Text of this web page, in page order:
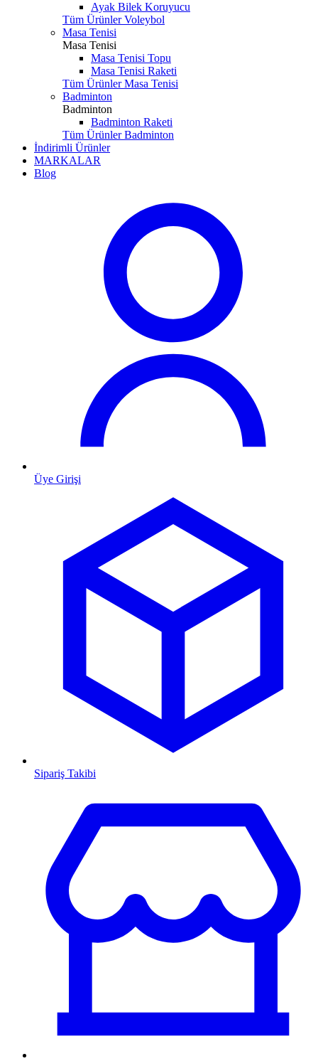
Ayak Bilek Koruyucu
Tüm Ürünler Voleybol
Masa Tenisi
Masa Tenisi
Masa Tenisi Topu
Masa Tenisi Raketi
Tüm Ürünler Masa Tenisi
Badminton
Badminton
Badminton Raketi
Tüm Ürünler Badminton
İndirimli Ürünler
MARKALAR
Blog
Üye Girişi
Sipariş Takibi